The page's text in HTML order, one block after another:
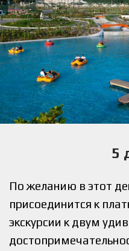
5
По желанию в этот
присоединится к
экскурсии к двум